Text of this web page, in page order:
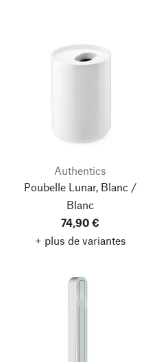
Authentics
Poubelle Lunar, Blanc /
Blanc
74,90 €
+ plus de variantes